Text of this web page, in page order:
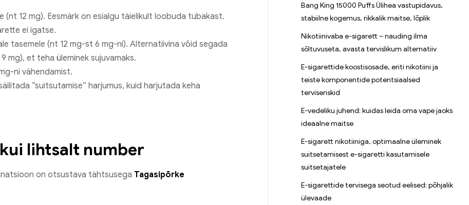
(nt 12 mg). Eesmärk on esialgu täielikult loobuda tubakast.
ei igatse.
tasemele (nt 12 mg-st 6 mg-ni). Alternatiivina võid segada
mg), et teha üleminek sujuvamaks.
ni vähendamist.
“suitsutamise” harjumus, kuid harjutada keha
lihtsalt number
on otsustava tähtsusega Tagasipõrke
Bang King 15000 Puffs Ülihea vastupidavus,
stabiilne kogemus, rikkalik maitse, lõplik
Nikotiinivaba e-sigarett – nauding ilma
sõltuvuseta, avasta tervislikum alternatiiv
E-sigarettide koostisosade, eriti nikotiini ja
teiste komponentide potentsiaalsed
terviseriskid
E-vedeliku juhend: kuidas leida oma vape jaoks
ideaalne maitse
E-sigarett nikotiiniga, optimaalne üleminek
suitsetamisest e-sigaretti kasutamisele
suitsetajatele
E-sigarettide tervisega seotud eelised: põhjalik
ülevaade